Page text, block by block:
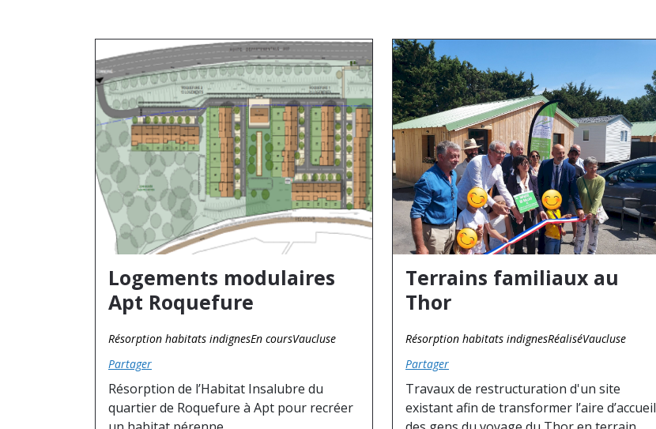
Logements modulaires
Apt Roquefure
Résorption habitats indignesEn coursVaucluse
Partager
Résorption de l’Habitat Insalubre du
quartier de Roquefure à Apt pour recréer
Terrains familiaux au
Thor
Résorption habitats indignesRéaliséVaucluse
Partager
Travaux de restructuration d'un site
existant afin de transformer l’aire d’accueil